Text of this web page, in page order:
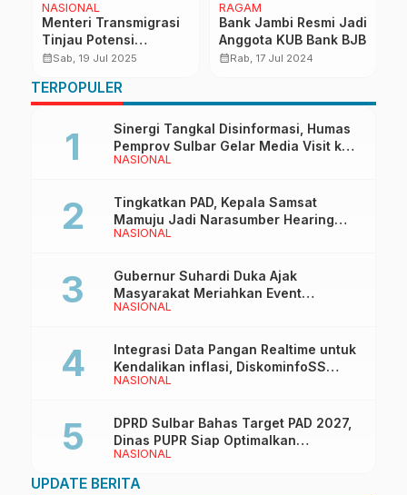
NASIONAL
Menteri Transmigrasi
Tinjau Potensi
Kawasan Transmigrasi
calendar_monthSab, 19 Jul 2025
RAGAM
Bank Jambi Resmi Jadi
Anggota KUB Bank BJB
calendar_monthRab, 17 Jul 2024
TERPOPULER
NASIONAL
Sinergi Tangkal Disinformasi, Humas
Pemprov Sulbar Gelar Media Visit ke
Kantor Redaksi di Mamuju
NASIONAL
Tingkatkan PAD, Kepala Samsat
Mamuju Jadi Narasumber Hearing
Bersama Wakil Ketua I DPRD Sulbar
NASIONAL
Gubernur Suhardi Duka Ajak
Masyarakat Meriahkan Event
Manakarra Fair 2026
NASIONAL
Integrasi Data Pangan Realtime untuk
Kendalikan inflasi, DiskominfoSS
Sulbar Kembangkan Sistem SAPEDA
NASIONAL
DPRD Sulbar Bahas Target PAD 2027,
Dinas PUPR Siap Optimalkan
Pendapatan Daerah
UPDATE BERITA